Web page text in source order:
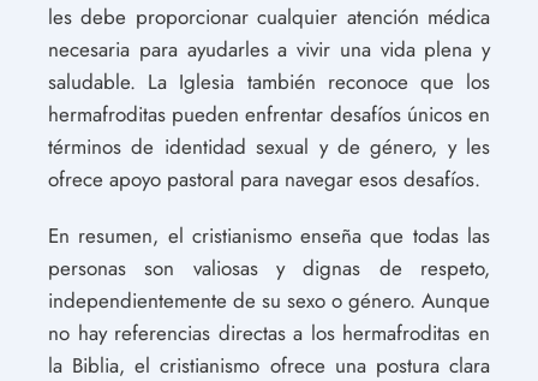
les debe proporcionar cualquier atención médica
necesaria para ayudarles a vivir una vida plena y
saludable. La Iglesia también reconoce que los
hermafroditas pueden enfrentar desafíos únicos en
términos de identidad sexual y de género, y les
ofrece apoyo pastoral para navegar esos desafíos.
En resumen, el cristianismo enseña que todas las
personas son valiosas y dignas de respeto,
independientemente de su sexo o género. Aunque
no hay referencias directas a los hermafroditas en
la Biblia, el cristianismo ofrece una postura clara